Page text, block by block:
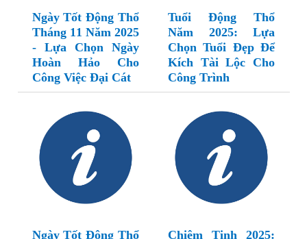
Ngày Tốt Động Thổ
Tháng 11 Năm 2025
- Lựa Chọn Ngày
Hoàn Hảo Cho
Công Việc Đại Cát
Tuổi Động Thổ
Năm 2025: Lựa
Chọn Tuổi Đẹp Để
Kích Tài Lộc Cho
Công Trình
Ngày Tốt Động Thổ
Chiêm Tinh 2025: